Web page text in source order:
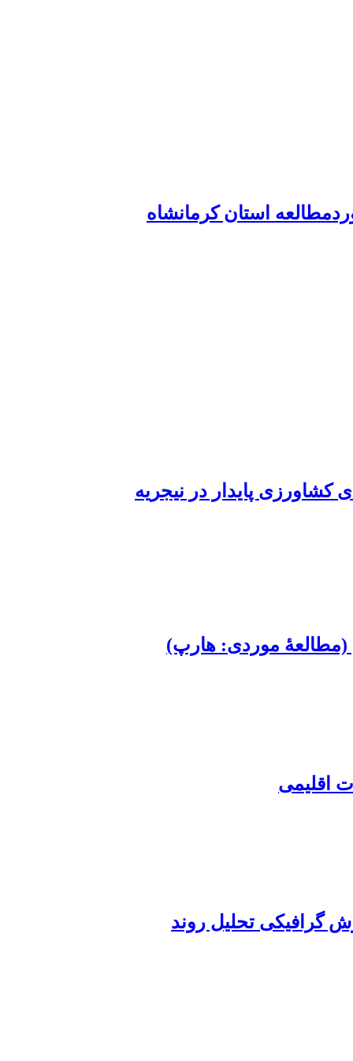
استان کرمانشاه
کشاورزی پایدار در نیجریه
‌(مطالعۀ موردی: هارپ)
اقلیمی
گرافیکی تحلیل روند